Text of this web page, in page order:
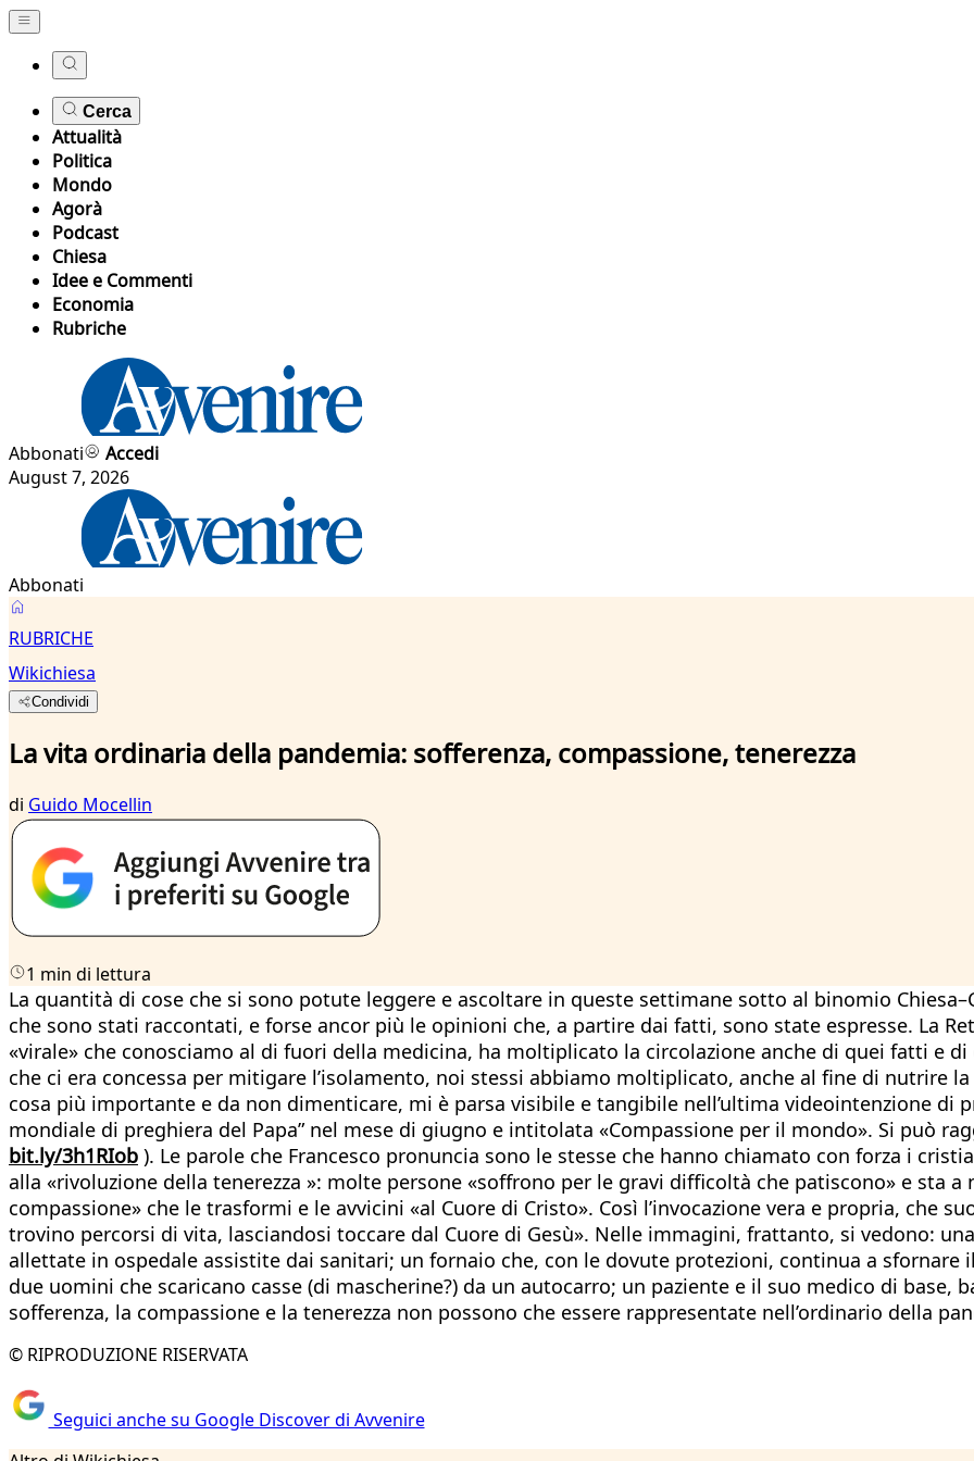
Cerca
Attualità
Politica
Mondo
Agorà
Podcast
Chiesa
Idee e Commenti
Economia
Rubriche
Abbonati
Accedi
August 7, 2026
Abbonati
RUBRICHE
Wikichiesa
Condividi
La vita ordinaria della pandemia: sofferenza, compassione, tenerezza
di Guido Mocellin
1 min di lettura
La quantità di cose che si sono potute leggere e ascoltare in queste settimane sotto al binomio
che sono stati raccontati, e forse ancor più le opinioni che, a partire dai fatti, sono state espresse. La
«virale» che conosciamo al di fuori della medicina, ha moltiplicato la circolazione anche di quei fatti e
che ci era concessa per mitigare l’isolamento, noi stessi abbiamo moltiplicato, anche al fine di nutrire
cosa più importante e da non dimenticare, mi è parsa visibile e tangibile nell’ultima videointenzione di
mondiale di preghiera del Papa” nel mese di giugno e intitolata «Compassione per il mondo». Si può
bit.ly/3h1RIob ). Le parole che Francesco pronuncia sono le stesse che hanno chiamato con forza i
alla «rivoluzione della tenerezza »: molte persone «soffrono per le gravi difficoltà che patiscono» e sta
compassione» che le trasformi e le avvicini «al Cuore di Cristo». Così l’invocazione vera e propria, che
trovino percorsi di vita, lasciandosi toccare dal Cuore di Gesù». Nelle immagini, frattanto, si vedono:
allettate in ospedale assistite dai sanitari; un fornaio che, con le dovute protezioni, continua a
due uomini che scaricano casse (di mascherine?) da un autocarro; un paziente e il suo medico di base,
sofferenza, la compassione e la tenerezza non possono che essere rappresentate nell’ordinario della
© RIPRODUZIONE RISERVATA
Seguici anche su Google Discover di Avvenire